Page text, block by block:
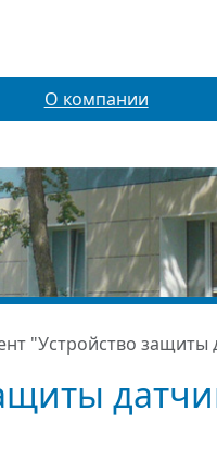
О компании
"Устройство